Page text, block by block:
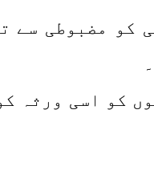
کو مضبوطی سے
کو اسی ورثہ